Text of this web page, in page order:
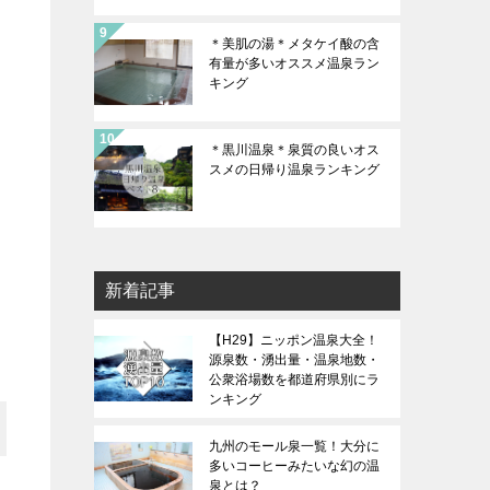
＊美肌の湯＊メタケイ酸の含
有量が多いオススメ温泉ラン
キング
＊黒川温泉＊泉質の良いオス
スメの日帰り温泉ランキング
新着記事
【H29】ニッポン温泉大全！
源泉数・湧出量・温泉地数・
公衆浴場数を都道府県別にラ
ンキング
九州のモール泉一覧！大分に
多いコーヒーみたいな幻の温
泉とは？